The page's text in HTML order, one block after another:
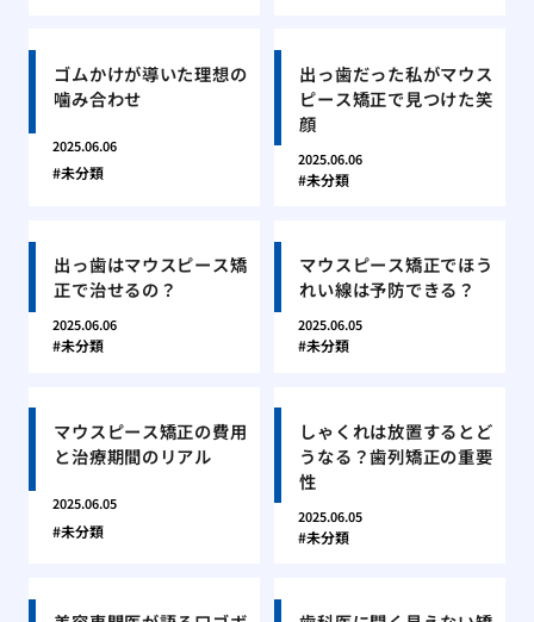
ゴムかけが導いた理想の
噛み合わせ
2025.06.06
未分類
出っ歯だった私がマウス
ピース矯正で見つけた笑
顔
2025.06.06
未分類
出っ歯はマウスピース矯
正で治せるの？
2025.06.06
未分類
マウスピース矯正でほう
れい線は予防できる？
2025.06.05
未分類
マウスピース矯正の費用
と治療期間のリアル
2025.06.05
未分類
しゃくれは放置するとど
うなる？歯列矯正の重要
性
2025.06.05
未分類